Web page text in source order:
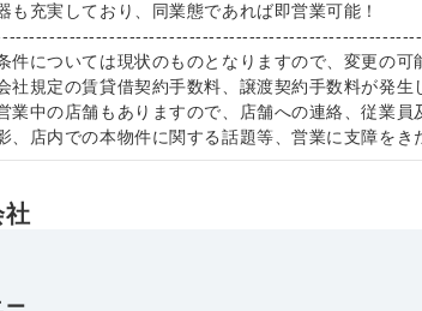
も充実しており、同業態であれば即営業可能！
件については現状のものとなりますので、変更の可
社規定の賃貸借契約手数料、譲渡契約手数料が発生
業中の店舗もありますので、店舗への連絡、従業員
、店内での本物件に関する話題等、営業に支障をき
社
ー